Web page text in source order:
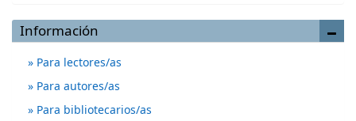
Información
Para lectores/as
Para autores/as
Para bibliotecarios/as